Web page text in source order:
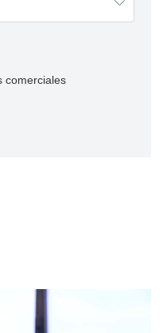
comerciales